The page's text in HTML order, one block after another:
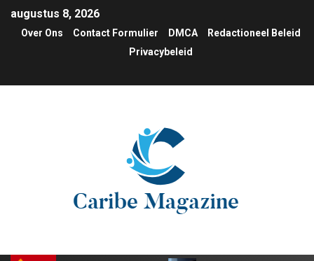
augustus 8, 2026
Over Ons Contact Formulier DMCA
Redactioneel Beleid
Privacybeleid